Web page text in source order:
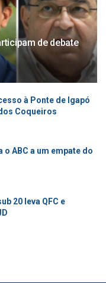
de debate
à Ponte de Igapó
Coqueiros
ABC a um empate do
20 leva QFC e